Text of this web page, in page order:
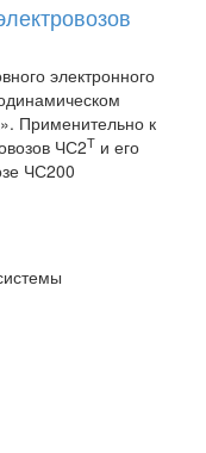
электронного
Применительно к
ЧС2Т и его
ЧС200